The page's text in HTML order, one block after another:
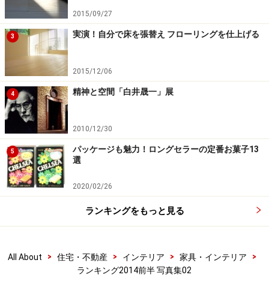
2015/09/27
3 実演！自分で床を張替え フローリングを仕上げる
2015/12/06
4 精神と空間「白井晟一」展
2010/12/30
5
パッケージも魅力！ロングセラーの定番お菓子13
選
2020/02/26
ランキングをもっと見る
All About > 住宅・不動産 > インテリア > 家具・インテリア
>
ランキング2014前半 写真集02